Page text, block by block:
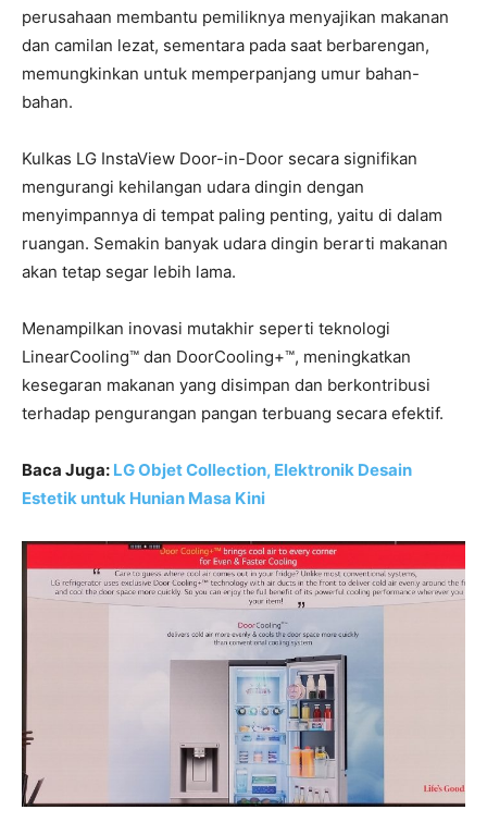
perusahaan membantu pemiliknya menyajikan makanan
dan camilan lezat, sementara pada saat berbarengan,
memungkinkan untuk memperpanjang umur bahan-
bahan.
Kulkas LG InstaView Door-in-Door secara signifikan
mengurangi kehilangan udara dingin dengan
menyimpannya di tempat paling penting, yaitu di dalam
ruangan. Semakin banyak udara dingin berarti makanan
akan tetap segar lebih lama.
Menampilkan inovasi mutakhir seperti teknologi
LinearCooling™ dan DoorCooling+™, meningkatkan
kesegaran makanan yang disimpan dan berkontribusi
terhadap pengurangan pangan terbuang secara efektif.
Baca Juga: LG Objet Collection, Elektronik Desain
Estetik untuk Hunian Masa Kini